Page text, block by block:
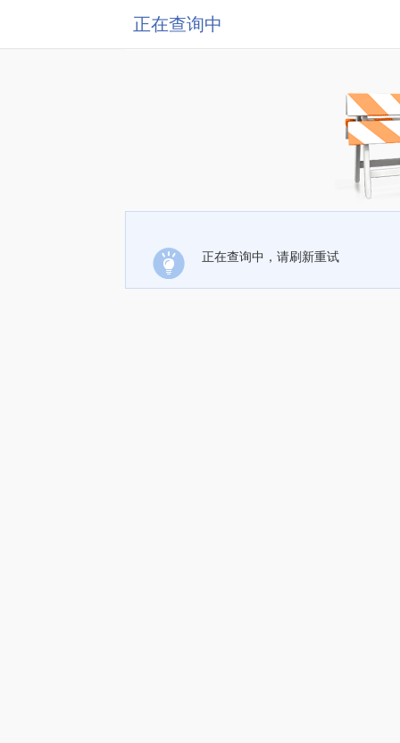
正在查询中
正在查询中，请刷新重试